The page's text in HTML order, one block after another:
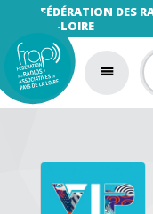
FÉDÉRATION DES
LA-LOIRE